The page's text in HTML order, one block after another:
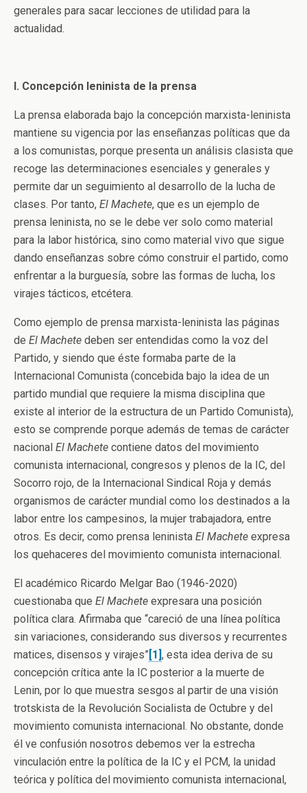
generales para sacar lecciones de utilidad para la
actualidad.
I. Concepción leninista de la prensa
La prensa elaborada bajo la concepción marxista-leninista
mantiene su vigencia por las enseñanzas políticas que da
a los comunistas, porque presenta un análisis clasista que
recoge las determinaciones esenciales y generales y
permite dar un seguimiento al desarrollo de la lucha de
clases. Por tanto, El Machete, que es un ejemplo de
prensa leninista, no se le debe ver solo como material
para la labor histórica, sino como material vivo que sigue
dando enseñanzas sobre cómo construir el partido, como
enfrentar a la burguesía, sobre las formas de lucha, los
virajes tácticos, etcétera.
Como ejemplo de prensa marxista-leninista las páginas
de El Machete deben ser entendidas como la voz del
Partido, y siendo que éste formaba parte de la
Internacional Comunista (concebida bajo la idea de un
partido mundial que requiere la misma disciplina que
existe al interior de la estructura de un Partido Comunista),
esto se comprende porque además de temas de carácter
nacional El Machete contiene datos del movimiento
comunista internacional, congresos y plenos de la IC, del
Socorro rojo, de la Internacional Sindical Roja y demás
organismos de carácter mundial como los destinados a la
labor entre los campesinos, la mujer trabajadora, entre
otros. Es decir, como prensa leninista El Machete expresa
los quehaceres del movimiento comunista internacional.
El académico Ricardo Melgar Bao (1946-2020)
cuestionaba que El Machete expresara una posición
política clara. Afirmaba que “careció de una línea política
sin variaciones, considerando sus diversos y recurrentes
matices, disensos y virajes” [1], esta idea deriva de su
concepción crítica ante la IC posterior a la muerte de
Lenin, por lo que muestra sesgos al partir de una visión
trotskista de la Revolución Socialista de Octubre y del
movimiento comunista internacional. No obstante, donde
él ve confusión nosotros debemos ver la estrecha
vinculación entre la política de la IC y el PCM, la unidad
teórica y política del movimiento comunista internacional,